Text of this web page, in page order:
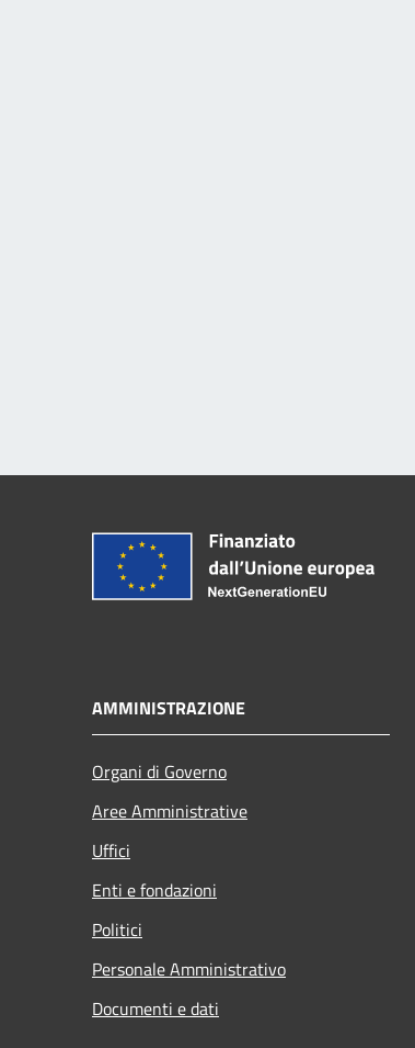
AMMINISTRAZIONE
Organi di Governo
Aree Amministrative
Uffici
Enti e fondazioni
Politici
Personale Amministrativo
Documenti e dati